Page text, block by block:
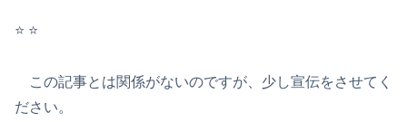
⭐️ ⭐️
この記事とは関係がないのですが、少し宣伝をさせてく
ださい。